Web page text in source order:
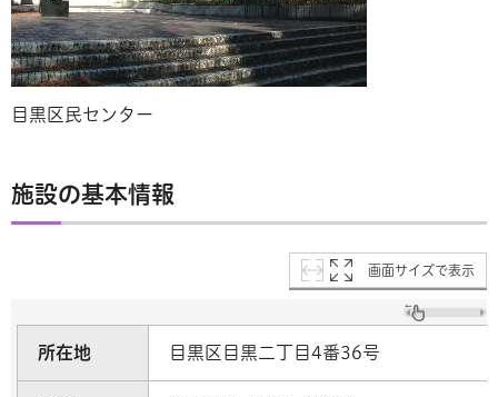
目黒区民センター
施設の基本情報
画面サイズで表示
所在地 目黒区目黒二丁目4番36号